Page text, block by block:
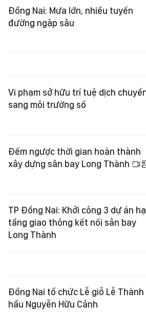
Đồng Nai: Mưa lớn, nhiều tuyến
đường ngập sâu
Vi phạm sở hữu trí tuệ dịch
sang môi trường số
Đếm ngược thời gian hoàn thành
xây dựng sân bay Long Thành
TP Đồng Nai: Khởi công 3 dự án hạ
tầng giao thông kết nối sân bay
Long Thành
Đồng Nai tổ chức Lễ giỗ Lễ Thành
hầu Nguyễn Hữu Cảnh